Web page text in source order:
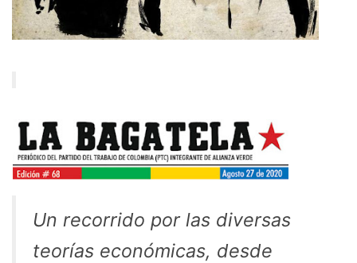
Un recorrido por las diversas
teorías económicas, desde